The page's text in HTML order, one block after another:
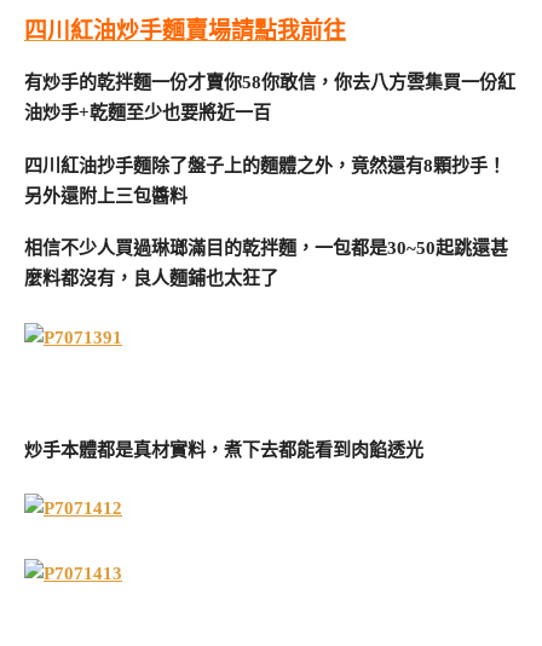
四川紅油炒手麵賣場請點我前往
有炒手的乾拌麵一份才賣你58你敢信，你去八方雲集買一份紅
油炒手+乾麵至少也要將近一百
四川紅油抄手麵除了盤子上的麵體之外，竟然還有8顆抄手！
另外還附上三包醬料
相信不少人買過琳瑯滿目的乾拌麵，一包都是30~50起跳還甚
麼料都沒有，良人麵鋪也太狂了
炒手本體都是真材實料，煮下去都能看到肉餡透光